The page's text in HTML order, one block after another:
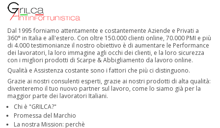
Dal 1995 forniamo attentamente e costantemente Aziende e Privati a
360° in Italia e all'estero. Con oltre 150.000 clienti online, 70.000 PMI e più
di 4.000 testimonianze il nostro obiettivo è di aumentare le Performance
dei lavoratori, la loro immagine agli occhi dei clienti, e la loro sicurezza
con i migliori prodotti di Scarpe & Abbigliamento da lavoro online.
Qualità e Assistenza costante sono i fattori che più ci distinguono.
Grazie ai nostri consulenti esperti, grazie ai nostri prodotti di alta qualità:
diventeremo il tuo nuovo partner sul lavoro, come lo siamo già per la
maggior parte dei lavoratori Italiani.
Chi è "GRILCA?"
Promessa del Marchio
La nostra Mission: perchè